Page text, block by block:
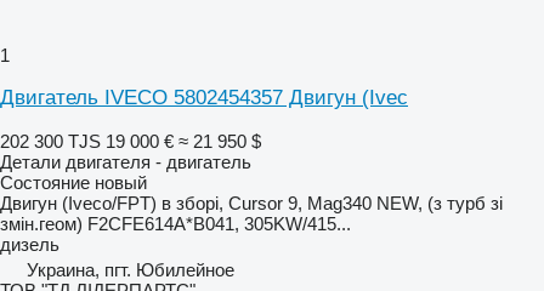
1
Двигатель IVECO 5802454357 Двигун (Ivec
202 300 TJS 19 000 € ≈ 21 950 $
Детали двигателя - двигатель
Состояние новый
Двигун (Iveco/FPT) в зборі, Cursor 9, Mag340 NEW, (з турб зі
змін.геом) F2CFE614A*B041, 305KW/415...
дизель
Украина, пгт. Юбилейное